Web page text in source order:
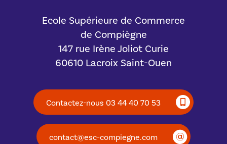
Ecole Supérieure de Commerce
de Compiègne
147 rue Irène Joliot Curie
60610 Lacroix Saint-Ouen
Contactez-nous 03 44 40 70 53
contact@esc-compiegne.com